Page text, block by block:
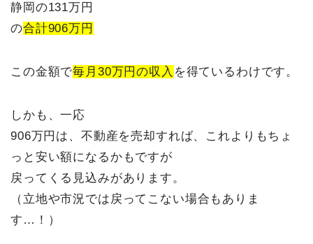
静岡の131万円
の合計906万円
この金額で毎月30万円の収入 を得ているわけです。
しかも、一応
906万円は、不動産を売却すれば、これよりもちょ
っと安い額になるかもですが
戻ってくる見込みがあります。
（立地や市況では戻ってこない場合もありま
す…！）